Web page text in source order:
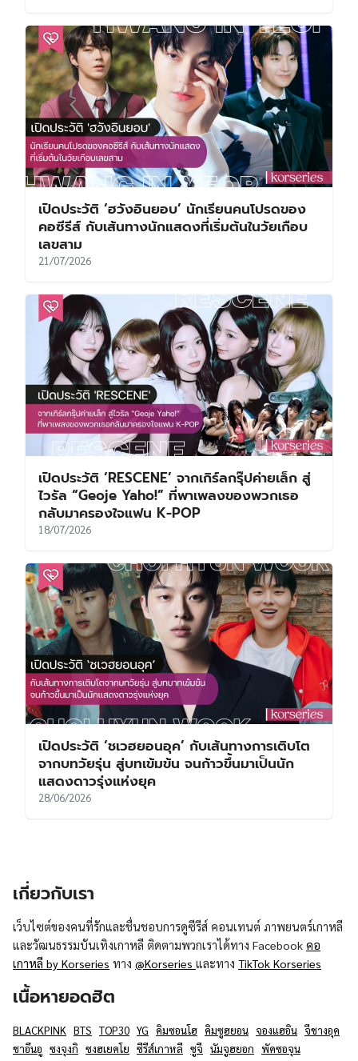
เปิดประวัติ ‘ฮวังอินยอบ’ นักเรียนคนโปรดของ
คอซีรีส์ กับเส้นทางนักแสดงที่เริ่มต้นในวัยเกือบ
เลขสาม
21/07/2026
เปิดประวัติ ‘RESCENE’ จากเกิร์ลกรุ๊ปค่ายเล็ก สู่
ไวรัล “Geoje Yaho!” ที่พาเพลงของพวกเธอ
กลับมาครองใจแฟน K-POP
18/07/2026
เปิดประวัติ ‘ชเวฮยอนอุค’ กับเส้นทางการเติบโต
จากบทวัยรุ่น สู่บทเข้มข้น จนก้าวขึ้นมาเป็นนัก
แสดงดาวรุ่งแห่งยุค
28/06/2026
เกี่ยวกับเรา
เว็บไซต์ของคนที่รักและชื่นชอบการดูซีรีส์ คอนเทนต์ ภาพยนตร์เกาหลี
และวัฒนธรรมบันเทิงเกาหลี ติดตามพวกเราได้ทาง Facebook คอ
เกาหลี by Korseries ทาง @Korseries และทาง TikTok Korseries
เนื้อหายอดฮิต
BLACKPINK BTS TOP30 YG คิมซอนโฮ คิมซูฮยอน จองแฮอิน จีชางอุค
ชาอึนอู ซงจุงกิ ซงฮเยคโย ซีรีส์เกาหลี ซูจี นัมจูฮยอก พัคซอจุน